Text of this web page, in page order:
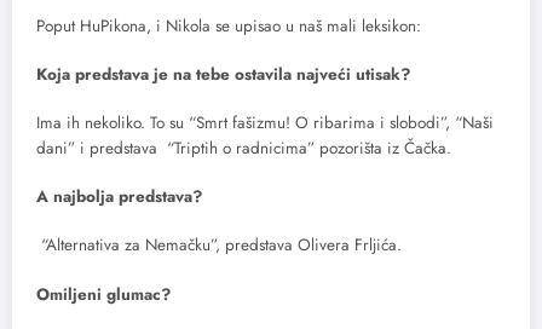
Poput HuPikona, i Nikola se upisao u naš mali leksikon:
Koja predstava je na tebe ostavila najveći utisak?
Ima ih nekoliko. To su “Smrt fašizmu! O ribarima i slobodi”, “Naši
dani” i predstava “Triptih o radnicima” pozorišta iz Čačka.
A najbolja predstava?
“Alternativa za Nemačku”, predstava Olivera Frljića.
Omiljeni glumac?